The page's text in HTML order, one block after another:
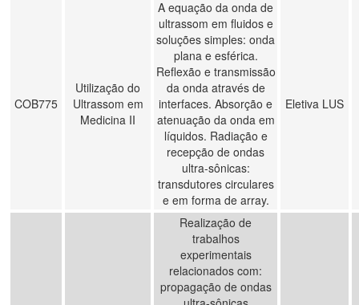
COB775
Utilização do
Ultrassom em
Medicina II
A equação da onda de
ultrassom em fluidos e
soluções simples: onda
plana e esférica.
Reflexão e transmissão
da onda através de
interfaces. Absorção e
atenuação da onda em
líquidos. Radiação e
recepção de ondas
ultra-sônicas:
transdutores circulares
e em forma de array.
Eletiva LUS
Realização de
trabalhos
experimentais
relacionados com:
propagação de ondas